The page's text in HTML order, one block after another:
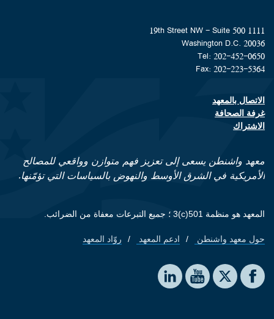
1111 19th Street NW - Suite 500
Washington D.C. 20036
Tel: 202-452-0650
Fax: 202-223-5364
Footer contact links
الاتصال بالمعهد
غرفة الصحافة
الاشتراك
معهد واشنطن يسعى إلى تعزيز فهم متوازن وواقعي للمصالح
الأمريكية في الشرق الأوسط والنهوض بالسياسات التي تؤمّنها.
المعهد هو منظمة 501(c)3 ؛ جميع التبرعات معفاة من الضرائب.
Footer quick links
حول معهد واشنطن ادعم المعهد روّاد المعهد
Social media
The Washington Institute on Facebook
The Washington Institute on X
The Washington Institute on YouTube
The Washington Institute on LinkedIn